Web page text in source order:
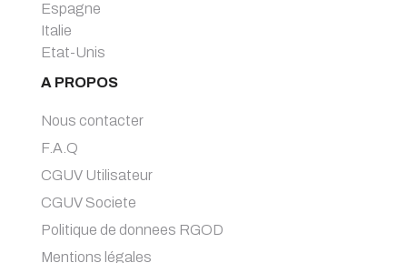
Espagne
Italie
Etat-Unis
A PROPOS
Nous contacter
F.A.Q
CGUV Utilisateur
CGUV Societe
Politique de donnees RGOD
Mentions légales